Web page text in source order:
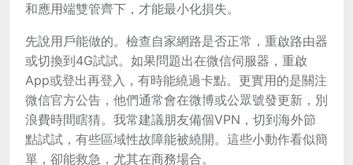
和應用端雙管齊下，才能最小化損失。
先說用戶能做的。檢查自家網路是否正常，重啟路由器
或切換到4G試試。如果問題出在微信伺服器，重啟
App或登出再登入，有時能繞過卡點。更實用的是關注
微信官方公告，他們通常會在微博或公眾號發更新，別
浪費時間瞎猜。我常建議朋友備個VPN，切到海外節
點試試，有些區域性故障能被繞開。這些小動作看似簡
單，卻能救急，尤其在商務場合。